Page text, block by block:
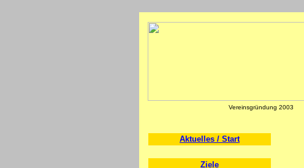
Vereinsgründung 2003
Aktuelles / Start
Ziele